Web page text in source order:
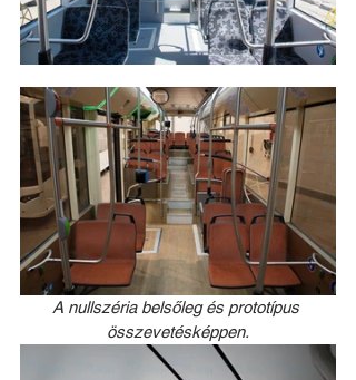
A nullszéria belsőleg és prototípus
összevetésképpen.